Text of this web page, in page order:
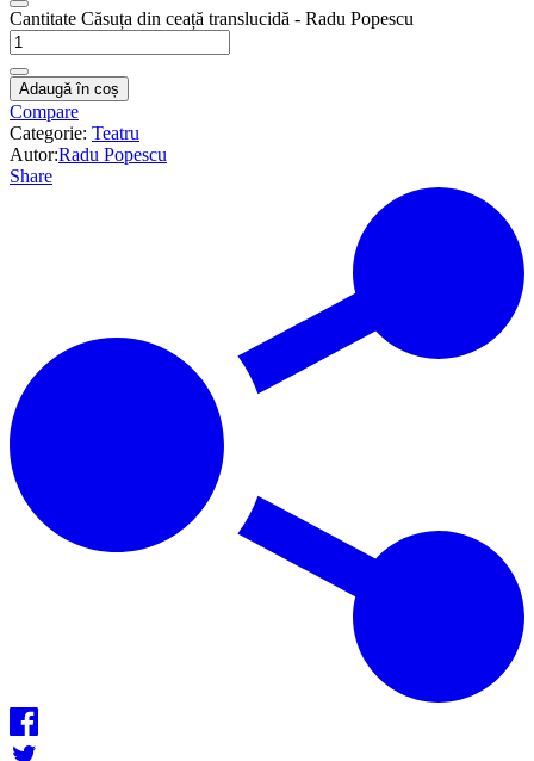
Cantitate Căsuța din ceață translucidă - Radu Popescu
Adaugă în coș
Compare
Categorie: Teatru
Autor:Radu Popescu
Share